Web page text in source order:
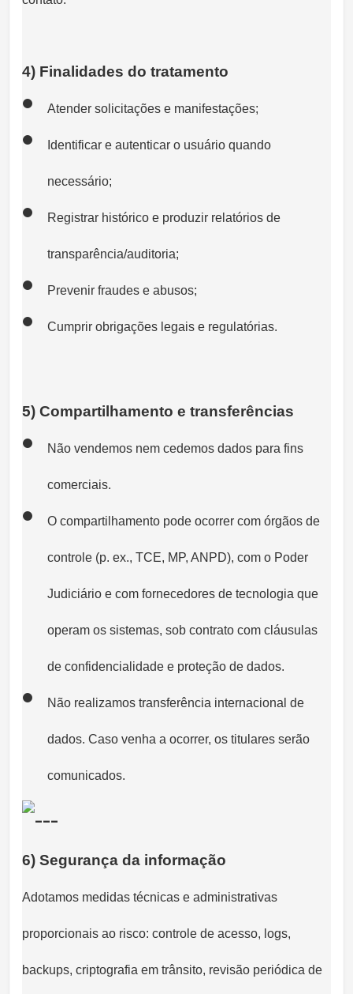
4) Finalidades do tratamento
Atender solicitações e manifestações;
Identificar e autenticar o usuário quando
necessário;
Registrar histórico e produzir relatórios de
transparência/auditoria;
Prevenir fraudes e abusos;
Cumprir obrigações legais e regulatórias.
5) Compartilhamento e transferências
Não vendemos nem cedemos dados para fins
comerciais.
O compartilhamento pode ocorrer com órgãos de
controle (p. ex., TCE, MP, ANPD), com o Poder
Judiciário e com fornecedores de tecnologia que
operam os sistemas, sob contrato com cláusulas
de confidencialidade e proteção de dados.
Não realizamos transferência internacional de
dados. Caso venha a ocorrer, os titulares serão
comunicados.
6) Segurança da informação
Adotamos medidas técnicas e administrativas
proporcionais ao risco: controle de acesso, logs,
backups, criptografia em trânsito, revisão periódica de